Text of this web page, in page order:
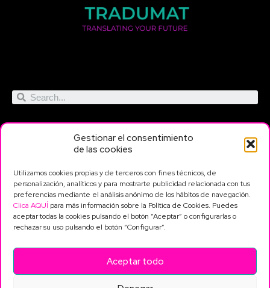
Gestionar el consentimiento
de las cookies
Utilizamos cookies propias y de terceros con fines técnicos, de
personalización, analíticos y para mostrarte publicidad relacionada con tus
preferencias mediante el análisis anónimo de los hábitos de navegación.
Clica AQUÍ para más información sobre la Política de Cookies. Puedes
aceptar todas la cookies pulsando el botón “Aceptar” o configurarlas o
rechazar su uso pulsando el botón “Configurar”.
Aceptar todo
Servicios
Traducción
Traducción exprés
Revisión y corrección
Interpretación
Contacto
683 54 39 49
info@tradumat.com
Plaza Príncipe de
Mislata (Valencia)
Información
legal
Política de privacidad